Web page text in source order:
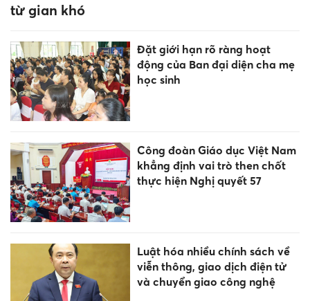
từ gian khó
Đặt giới hạn rõ ràng hoạt
động của Ban đại diện cha mẹ
học sinh
Công đoàn Giáo dục Việt Nam
khẳng định vai trò then chốt
thực hiện Nghị quyết 57
Luật hóa nhiều chính sách về
viễn thông, giao dịch điện tử
và chuyển giao công nghệ